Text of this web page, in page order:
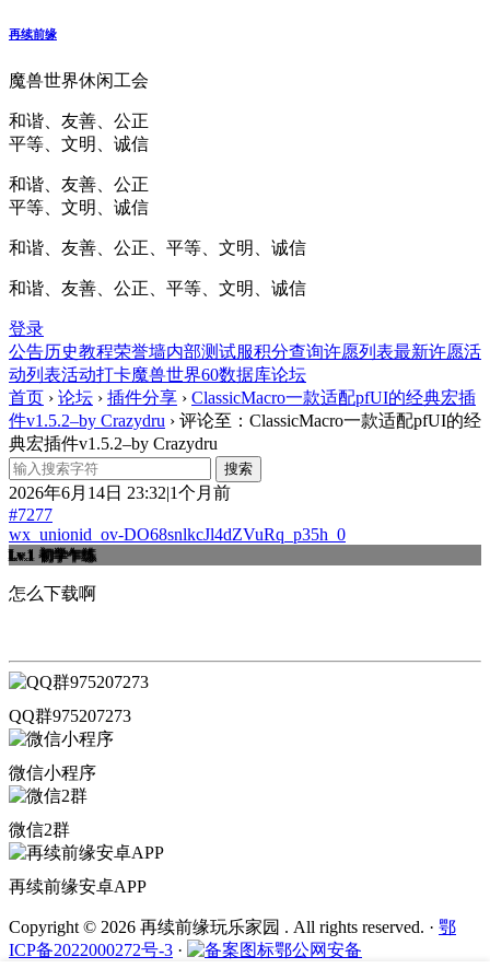
再续前缘
魔兽世界休闲工会
和谐、友善、公正
平等、文明、诚信
和谐、友善、公正
平等、文明、诚信
和谐、友善、公正、平等、文明、诚信
和谐、友善、公正、平等、文明、诚信
登录
公告历史教程荣誉墙内部测试服积分查询许愿列表最新许愿活
动列表活动打卡魔兽世界60数据库论坛
首页 › 论坛 › 插件分享 › ClassicMacro一款适配pfUI的经典宏插
件v1.5.2–by Crazydru › 评论至：ClassicMacro一款适配pfUI的经
典宏插件v1.5.2–by Crazydru
2026年6月14日 23:32|1个月前
#7277
wx_unionid_ov-DO68snlkcJl4dZVuRq_p35h_0
Lv.1 初学乍练
怎么下载啊
QQ群975207273
微信小程序
微信2群
再续前缘安卓APP
Copyright © 2026 再续前缘玩乐家园 . All rights reserved. · 鄂
ICP备2022000272号-3 ·
鄂公网安备